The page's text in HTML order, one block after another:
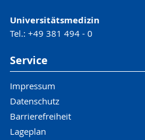
Universitätsmedizin
Tel.: +49 381 494 - 0
Service
Impressum
Datenschutz
Barrierefreiheit
Lageplan